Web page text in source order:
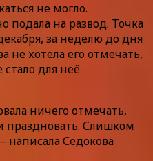
не могло.
подала на развод. Точка
за неделю до дня
не хотела его отмечать,
стало для неё
ничего отмечать,
праздновать. Слишком
Седокова